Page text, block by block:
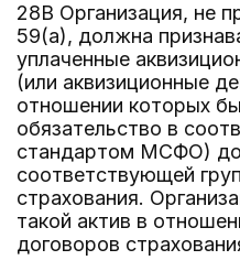
28B Организация, не
59(a), должна
уплаченные
(или аквизиционные
отношении которых
обязательство в
стандартом МСФО) до
соответствующей
страхования.
такой актив в
договоров